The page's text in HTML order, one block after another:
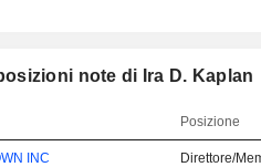
note di Ira D. Kaplan
Posizione
INC Direttore/